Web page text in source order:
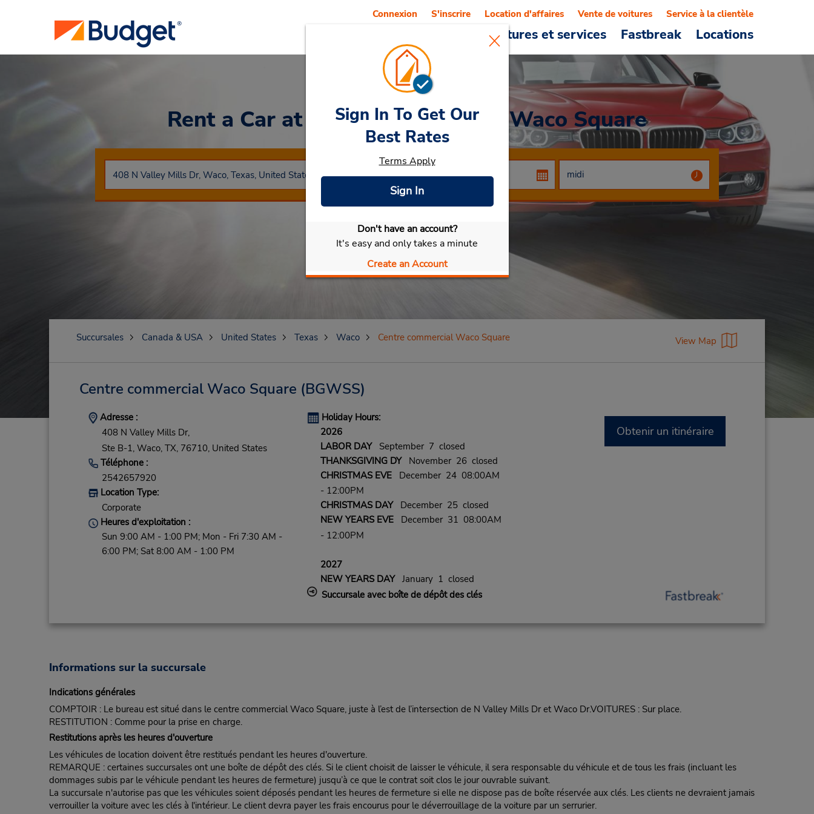
Voitures et services Fastbreak Locations
Connexion S'inscrire Location d'affaires Vente de voitures Service à la clientèle
Rent a Car at Centre commercial Waco Square
Sélectionner ma voiture
Sign In To Get Our
Best Rates
Terms Apply
Sign In
Don't have an account?
It's easy and only takes a minute
Create an Account
Succursales Canada & USA United States Texas Waco Centre commercial Waco Square View Map
Centre commercial Waco Square (BGWSS)
Adresse :
408 N Valley Mills Dr,
Ste B-1, Waco, TX, 76710, United States
Téléphone :
2542657920
Location Type:
Corporate
Heures d'exploitation :
Sun 9:00 AM - 1:00 PM; Mon - Fri 7:30 AM -
6:00 PM; Sat 8:00 AM - 1:00 PM
Holiday Hours:
2026
LABOR DAYSeptember 7 closed
THANKSGIVING DYNovember 26 closed
CHRISTMAS EVEDecember 24 08:00AM
- 12:00PM
CHRISTMAS DAYDecember 25 closed
NEW YEARS EVEDecember 31 08:00AM
- 12:00PM
2027
NEW YEARS DAYJanuary 1 closed
Succursale avec boîte de dépôt des clés
Obtenir un itinéraire
Informations sur la succursale
Indications générales
COMPTOIR : Le bureau est situé dans le centre commercial Waco Square, juste à l’est de l’intersection de N Valley Mills Dr et Waco Dr.VOITURES : Sur place.
RESTITUTION : Comme pour la prise en charge.
Restitutions après les heures d'ouverture
Les véhicules de location doivent être restitués pendant les heures d'ouverture.
REMARQUE : certaines succursales ont une boîte de dépôt des clés. Si le client choisit de laisser le véhicule, il sera responsable du véhicule et de tous les frais (incluant les
dommages subis par le véhicule pendant les heures de fermeture) jusqu’à ce que le contrat soit clos le jour ouvrable suivant.
La succursale n'autorise pas que les véhicules soient déposés pendant les heures de fermeture si elle ne dispose pas de boîte réservée aux clés. Les clients ne devraient jamais
verrouiller la voiture avec les clés à l'intérieur. Le client devra payer les frais encourus pour le déverrouillage de la voiture par un serrurier.